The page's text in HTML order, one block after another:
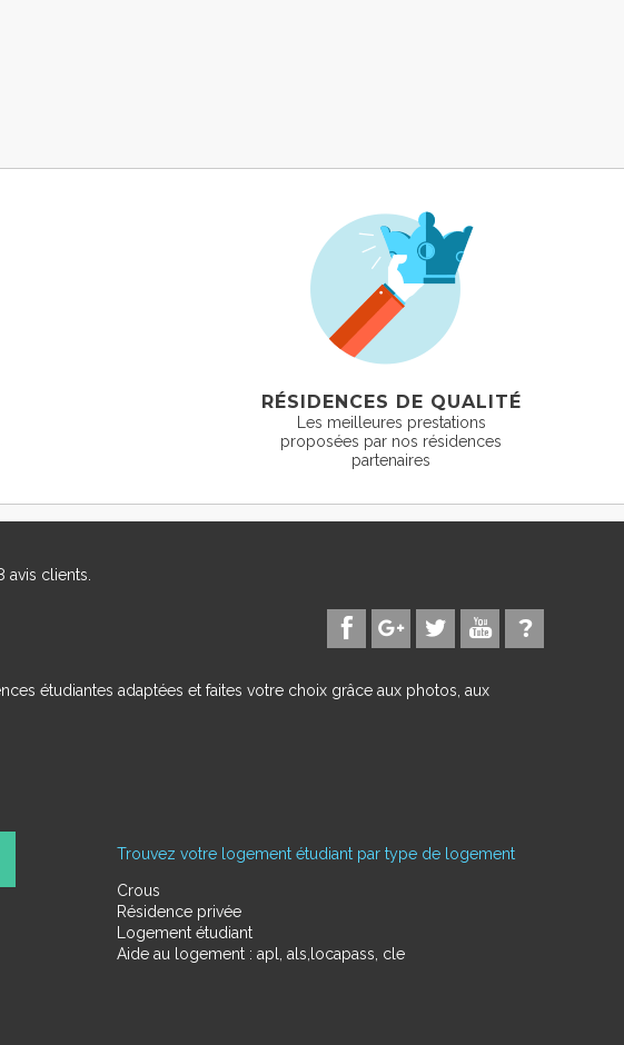
RÉSIDENCES DE QUALITÉ
Les meilleures prestations
proposées par nos résidences
partenaires
avis clients.
étudiantes adaptées et faites votre choix grâce aux photos, aux
Trouvez votre logement étudiant par type de logement
Crous
Résidence privée
Logement étudiant
Aide au logement : apl, als,locapass, cle